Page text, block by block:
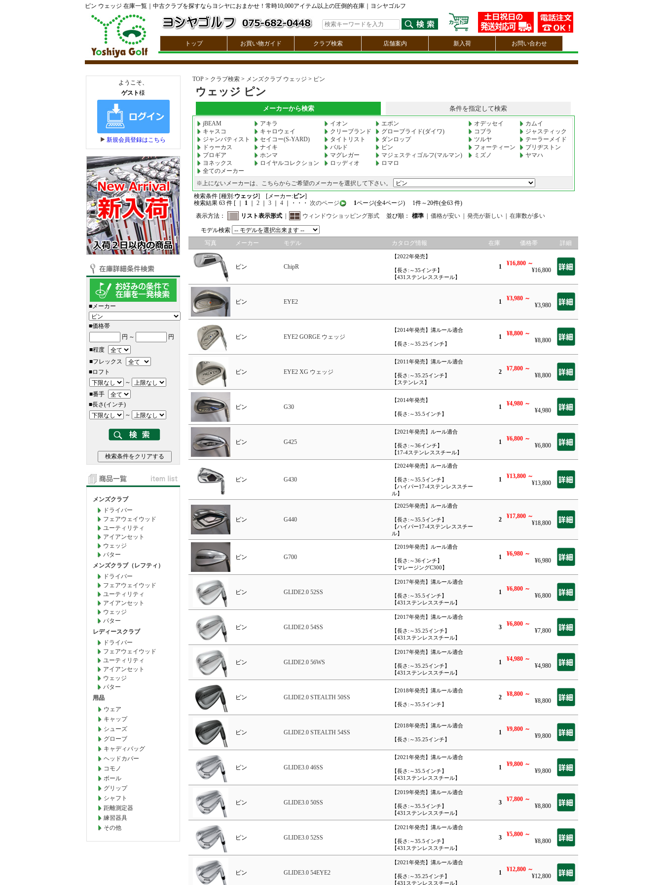
ピン ウェッジ 在庫一覧｜中古クラブを探すならヨシヤにおまかせ！常時10,000アイテム以上の圧倒的在庫｜ヨシヤゴルフ
トップ お買い物ガイド クラブ検索 店舗案内 新入荷 お問い合わせ
■メーカー
■価格帯
円 ～
円
■程度
■フレックス
■ロフト
～
■番手
■長さ(インチ)
～
メンズクラブ
ドライバー
フェアウェイウッド
ユーティリティ
アイアンセット
ウェッジ
パター
メンズクラブ（レフティ）
ドライバー
フェアウェイウッド
ユーティリティ
アイアンセット
ウェッジ
パター
レディースクラブ
ドライバー
フェアウェイウッド
ユーティリティ
アイアンセット
ウェッジ
パター
用品
ウェア
キャップ
シューズ
グローブ
キャディバッグ
ヘッドカバー
コモノ
ボール
グリップ
シャフト
距離測定器
練習器具
その他
TOP> クラブ検索> メンズクラブ ウェッジ > ピン
ウェッジ ピン
メーカーから検索 条件を指定して検索
jBEAM アキラ イオン エポン オデッセイ
カムイ
キャスコ
キャロウェイ クリーブランド グローブライド(ダイワ) コブラ
ジャスティック
ジャンバティスト
セイコー(S-YARD) タイトリスト ダンロップ ツルヤ
テーラーメイド
ドゥーカス
ナイキ バルド ピン フォーティーン
ブリヂストン
プロギア
ホンマ マグレガー マジェスティゴルフ(マルマン) ミズノ
ヤマハ
ヨネックス
ロイヤルコレクション ロッディオ
ロマロ
全てのメーカー
※上にないメーカーは、こちらからご希望のメーカーを選択して下さい。
検索条件 [種別:ウェッジ] [メーカー:ピン]
検索結果 63 件 [ ｜
1｜ 2｜ 3｜ 4｜・・・ 次のページ 1ページ(全4ページ) 1件～20件(全63 件)
表示方法：
リスト表示形式 ウィンドウショッピング形式 並び順： 標準 価格が安い 発売が新しい 在庫数が多い
モデル検索
写真
メーカー モデル カタログ情報 在庫 価格帯 詳細
ピン ChipR
【2022年発売】
【長さ:～35インチ】
【431ステンレススチール】
1 ¥16,800 ～
¥16,800
ピン EYE2 1 ¥3,980 ～
¥3,980
ピン EYE2 GORGE ウェッジ
【2014年発売】溝ルール適合
【長さ:～35.25インチ】
1 ¥8,800 ～
¥8,800
ピン EYE2 XG ウェッジ
【2011年発売】溝ルール適合
【長さ:～35.25インチ】
【ステンレス】
2 ¥7,800 ～
¥8,800
ピン G30
【2014年発売】
【長さ:～35.5インチ】
1 ¥4,980 ～
¥4,980
ピン G425
【2021年発売】ルール適合
【長さ:～36インチ】
【17-4ステンレススチール】
1 ¥6,800 ～
¥6,800
ピン G430
【2024年発売】ルール適合
【長さ:～35.5インチ】
【ハイパー17-4ステンレススチー
ル】
1 ¥13,800 ～
¥13,800
ピン G440
【2025年発売】ルール適合
【長さ:～35.5インチ】
【ハイパー17-4ステンレススチー
ル】
2 ¥17,800 ～
¥18,800
ピン G700
【2019年発売】ルール適合
【長さ:～36インチ】
【マレージングC300】
1 ¥6,980 ～
¥6,980
ピン GLIDE2.0 52SS
【2017年発売】溝ルール適合
【長さ:～35.5インチ】
【431ステンレススチール】
1 ¥6,800 ～
¥6,800
ピン GLIDE2.0 54SS
【2017年発売】溝ルール適合
【長さ:～35.25インチ】
【431ステンレススチール】
3 ¥6,800 ～
¥7,800
ピン GLIDE2.0 56WS
【2017年発売】溝ルール適合
【長さ:～35.25インチ】
【431ステンレススチール】
1 ¥4,980 ～
¥4,980
ピン GLIDE2.0 STEALTH 50SS
【2018年発売】溝ルール適合
【長さ:～35.5インチ】
2 ¥8,800 ～
¥8,800
ピン GLIDE2.0 STEALTH 54SS
【2018年発売】溝ルール適合
【長さ:～35.25インチ】
1 ¥9,800 ～
¥9,800
ピン GLIDE3.0 46SS
【2021年発売】溝ルール適合
【長さ:～35.5インチ】
【431ステンレススチール】
1 ¥9,800 ～
¥9,800
ピン GLIDE3.0 50SS
【2019年発売】溝ルール適合
【長さ:～35.5インチ】
【431ステンレススチール】
3 ¥7,800 ～
¥8,800
ピン GLIDE3.0 52SS
【2021年発売】溝ルール適合
【長さ:～35.5インチ】
【431ステンレススチール】
3 ¥5,800 ～
¥8,800
ピン GLIDE3.0 54EYE2
【2021年発売】溝ルール適合
【長さ:～35.25インチ】
【431ステンレススチール】
1 ¥12,800 ～
¥12,800